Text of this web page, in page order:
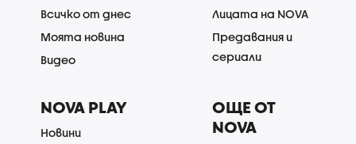
Всичко от днес
Моята новина
Видео
Лицата на NOVA
Предавания и
сериали
NOVA PLAY
Новини
ОЩЕ ОТ
NOVA